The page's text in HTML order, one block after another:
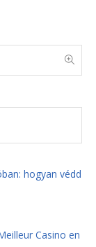
hogyan védd
Casino en